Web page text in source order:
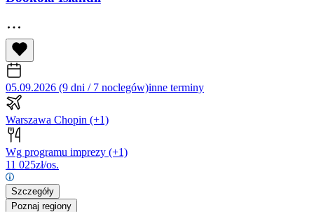
05.09.2026 (9 dni / 7 noclegów)inne terminy
Warszawa Chopin (+1)
Wg programu imprezy (+1)
11 025zł/os.
Szczegóły
Poznaj regiony